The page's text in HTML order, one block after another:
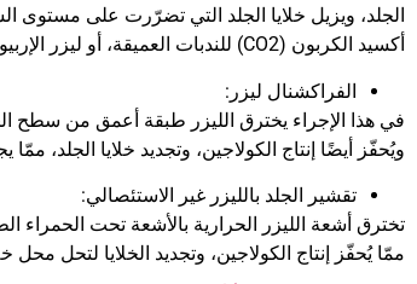
الجلد، ويزيل خلايا الجلد التي تضرّرت على مستوى
أكسيد الكربون (CO2) للندبات العميقة، أو ليزر الإربيوم للندوب السطحية.
الفراكشنال ليزر:
في هذا الإجراء يخترق الليزر طبقة أعمق من سطح
ويُحفّز أيضًا إنتاج الكولاجين، وتجديد خلايا الجلد،
تقشير الجلد بالليزر غير الاستئصالي:
تخترق أشعة الليزر الحرارية بالأشعة تحت الحمراء
ممّا يُحفّز إنتاج الكولاجين، وتجديد الخلايا لتحل محل